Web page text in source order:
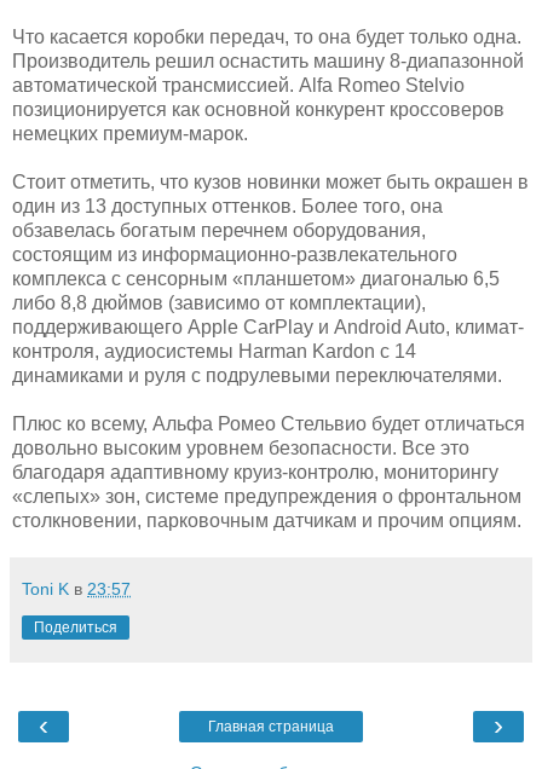
Что касается коробки передач, то она будет только одна.
Производитель решил оснастить машину 8-диапазонной
автоматической трансмиссией. Alfa Romeo Stelvio
позиционируется как основной конкурент кроссоверов
немецких премиум-марок.
Стоит отметить, что кузов новинки может быть окрашен в
один из 13 доступных оттенков. Более того, она
обзавелась богатым перечнем оборудования,
состоящим из информационно-развлекательного
комплекса с сенсорным «планшетом» диагональю 6,5
либо 8,8 дюймов (зависимо от комплектации),
поддерживающего Apple CarPlay и Android Auto, климат-
контроля, аудиосистемы Harman Kardon с 14
динамиками и руля с подрулевыми переключателями.
Плюс ко всему, Альфа Ромео Стельвио будет отличаться
довольно высоким уровнем безопасности. Все это
благодаря адаптивному круиз-контролю, мониторингу
«слепых» зон, системе предупреждения о фронтальном
столкновении, парковочным датчикам и прочим опциям.
Toni K в 23:57
Поделиться
‹ ›
Главная страница